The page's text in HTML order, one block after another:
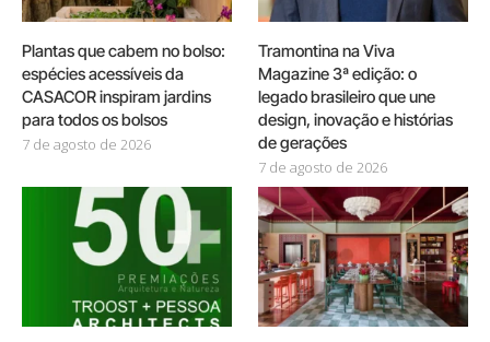
Plantas que cabem no bolso:
espécies acessíveis da
CASACOR inspiram jardins
para todos os bolsos
7 de agosto de 2026
Tramontina na Viva
Magazine 3ª edição: o
legado brasileiro que une
design, inovação e histórias
de gerações
7 de agosto de 2026